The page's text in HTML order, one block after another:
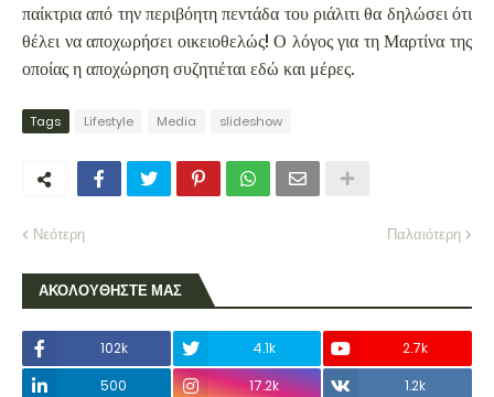
παίκτρια από την περιβόητη πεντάδα του ριάλιτι θα δηλώσει ότι
θέλει να αποχωρήσει οικειοθελώς! Ο λόγος για τη Μαρτίνα της
οποίας η αποχώρηση συζητιέται εδώ και μέρες.
Tags Lifestyle Media slideshow
Νεότερη Παλαιότερη
ΑΚΟΛΟΥΘΗΣΤΕ ΜΑΣ
102k 4.1k
2.7k
500
17.2k 1.2k